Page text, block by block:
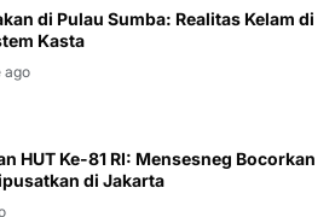
di Pulau Sumba: Realitas Kelam di
Kasta
ago
HUT Ke-81 RI: Mensesneg Bocorkan
di Jakarta